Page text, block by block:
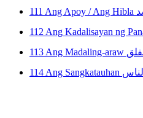
111 Ang Apoy / Ang Hibla
112 Ang Kadalisayan ng
113 Ang Madaling-araw
114 Ang Sangkatauhan الناس